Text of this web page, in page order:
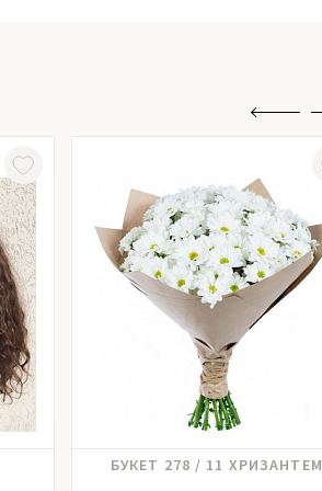
Хризантема
БУКЕТ 278 / 11 ХРИЗАНТЕМ